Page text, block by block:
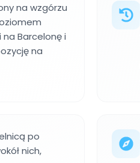
na wzgórzu
Barcelonę i
na
po
nich,